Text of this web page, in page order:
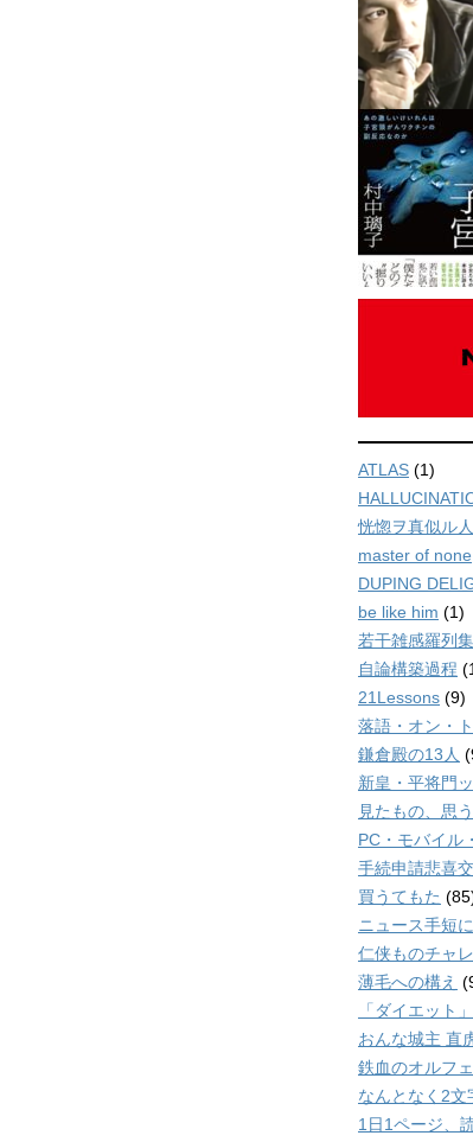
ATLAS (1)
恍惚ヲ真似ル人
master of none
DUPING
be like him (1)
若干雑感羅列集
自論構築過程
21Lessons (9)
落語・オン・
鎌倉殿の13人
新皇・平将門ッ
見たもの、思う
PC・モバイル
手続申請悲喜
買うてもた
ニュース手短に
仁侠ものチャ
薄毛への構え
「ダイエット
おんな城主 直
鉄血のオルフ
なんとなく2文
1日1ページ、